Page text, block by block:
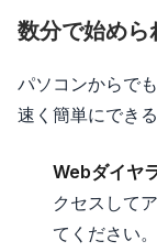
数分で始め
パソコンからで
速く簡単にでき
Webダイヤ
クセスして
てください